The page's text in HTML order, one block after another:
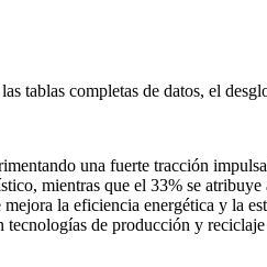
tablas completas de datos, el
una fuerte tracción
mientras que el 33% se
la eficiencia energética y la
de producción y